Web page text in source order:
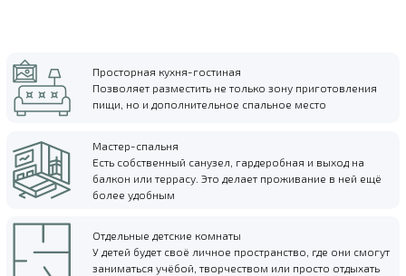
Просторная кухня-гостиная
Позволяет разместить не только зону приготовления
пищи, но и дополнительное спальное место
Мастер-спальня
Есть собственный санузел, гардеробная и выход на
балкон или террасу. Это делает проживание в ней ещё
более удобным
Отдельные детские комнаты
У детей будет своё личное пространство, где они смогут
заниматься учёбой, творчеством или просто отдыхать